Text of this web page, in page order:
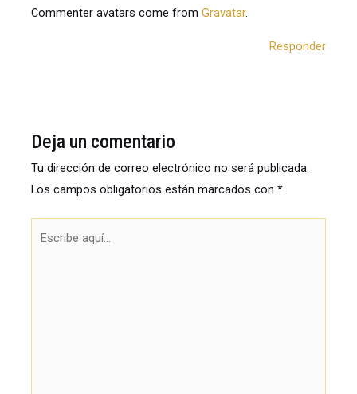
Commenter avatars come fromGravatar.
Responder
Deja un comentario
Tu dirección de correo electrónico no será publicada.
Los campos obligatorios están marcados con*